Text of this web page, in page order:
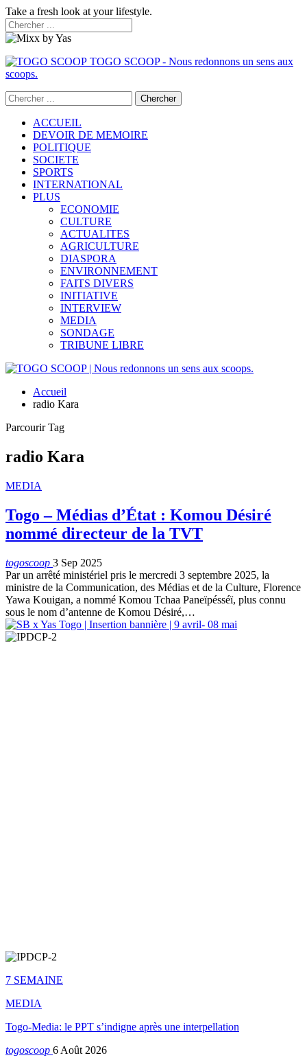
Take a fresh look at your lifestyle.
TOGO SCOOP - Nous redonnons un sens aux
scoops.
ACCUEIL
DEVOIR DE MEMOIRE
POLITIQUE
SOCIETE
SPORTS
INTERNATIONAL
PLUS
ECONOMIE
CULTURE
ACTUALITES
AGRICULTURE
DIASPORA
ENVIRONNEMENT
FAITS DIVERS
INITIATIVE
INTERVIEW
MEDIA
SONDAGE
TRIBUNE LIBRE
Accueil
radio Kara
Parcourir Tag
radio Kara
MEDIA
Togo – Médias d’État : Komou Désiré
nommé directeur de la TVT
togoscoop 3 Sep 2025
Par un arrêté ministériel pris le mercredi 3 septembre 2025, la
ministre de la Communication, des Médias et de la Culture, Florence
Yawa Kouigan, a nommé Komou Tchaa Paneïpésséï, plus connu
sous le nom d’antenne de Komou Désiré,…
7 SEMAINE
MEDIA
Togo-Media: le PPT s’indigne après une interpellation
togoscoop 6 Août 2026